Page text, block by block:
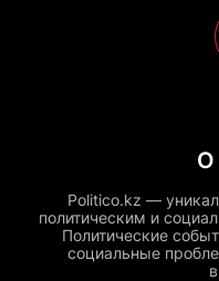
О
Politico.kz —
политическим и
Политические
социальные